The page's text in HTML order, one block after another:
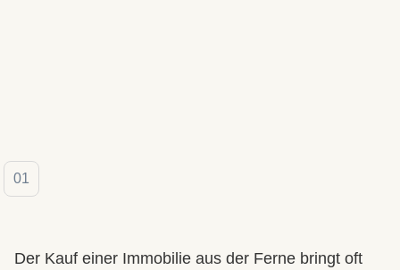
01
Der Kauf einer Immobilie aus der Ferne bringt oft